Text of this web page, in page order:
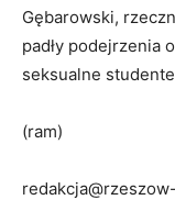
Gębarowski,
padły podejrzenia
seksualne
(ram)